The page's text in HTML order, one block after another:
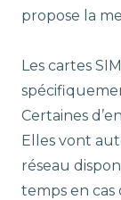
propose la
Les cartes
Certaines
Elles vont
réseau
temps en cas